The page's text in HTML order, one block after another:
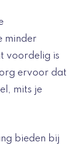
minder
voordelig is
ervoor dat
mits je
bieden bij